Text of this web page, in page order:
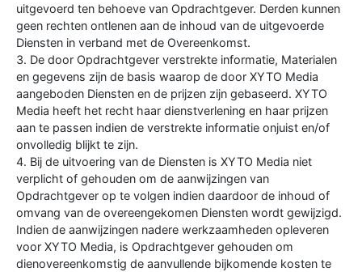
uitgevoerd ten behoeve van Opdrachtgever. Derden kunnen
geen rechten ontlenen aan de inhoud van de uitgevoerde
Diensten in verband met de Overeenkomst.
3. De door Opdrachtgever verstrekte informatie, Materialen
en gegevens zijn de basis waarop de door XYTO Media
aangeboden Diensten en de prijzen zijn gebaseerd. XYTO
Media heeft het recht haar dienstverlening en haar prijzen
aan te passen indien de verstrekte informatie onjuist en/of
onvolledig blijkt te zijn.
4. Bij de uitvoering van de Diensten is XYTO Media niet
verplicht of gehouden om de aanwijzingen van
Opdrachtgever op te volgen indien daardoor de inhoud of
omvang van de overeengekomen Diensten wordt gewijzigd.
Indien de aanwijzingen nadere werkzaamheden opleveren
voor XYTO Media, is Opdrachtgever gehouden om
dienovereenkomstig de aanvullende bijkomende kosten te